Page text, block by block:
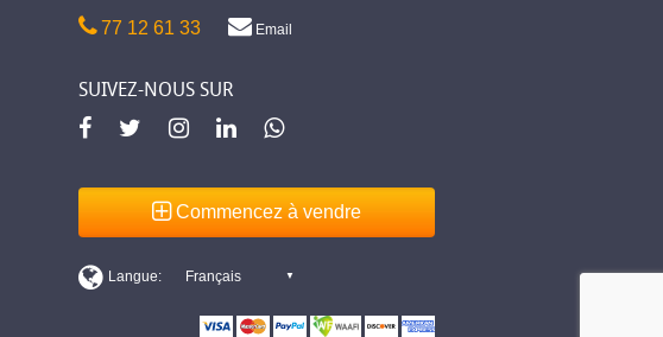
77 12 61 33 Email
SUIVEZ-NOUS SUR
Commencez à vendre